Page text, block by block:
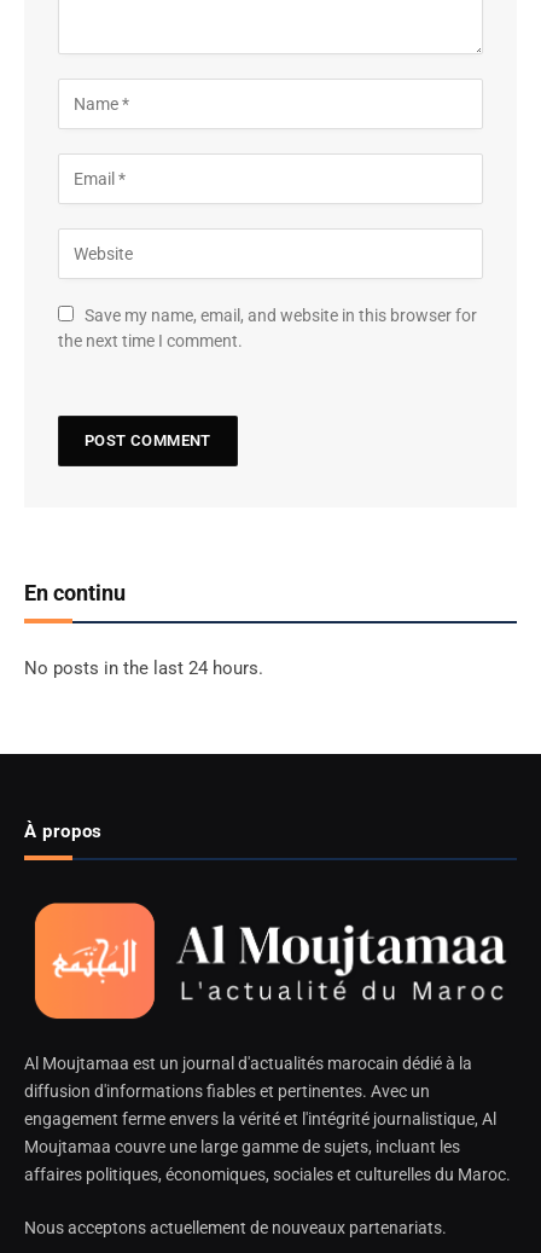
Save my name, email, and website in this browser for
the next time I comment.
En continu
No posts in the last 24 hours.
À propos
Al Moujtamaa est un journal d'actualités marocain dédié à la
diffusion d'informations fiables et pertinentes. Avec un
engagement ferme envers la vérité et l'intégrité journalistique, Al
Moujtamaa couvre une large gamme de sujets, incluant les
affaires politiques, économiques, sociales et culturelles du Maroc.
Nous acceptons actuellement de nouveaux partenariats.